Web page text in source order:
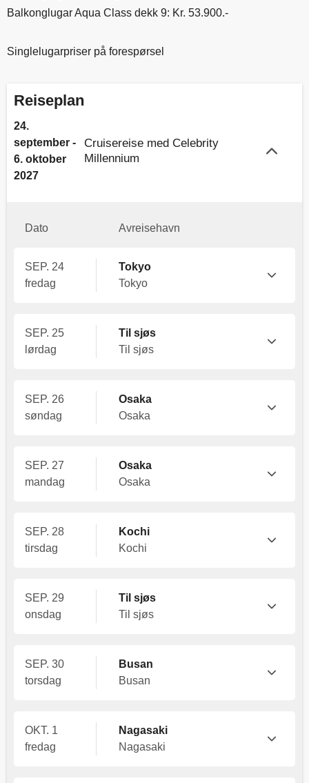
Balkonglugar Aqua Class dekk 9: Kr. 53.900.-
Singlelugarpriser på forespørsel
Reiseplan
24.
september -
6. oktober
2027
Cruisereise med Celebrity
Millennium
Dato Avreisehavn
SEP. 24
fredag
Tokyo
Tokyo
SEP. 25
lørdag
Til sjøs
Til sjøs
SEP. 26
søndag
Osaka
Osaka
SEP. 27
mandag
Osaka
Osaka
SEP. 28
tirsdag
Kochi
Kochi
SEP. 29
onsdag
Til sjøs
Til sjøs
SEP. 30
torsdag
Busan
Busan
OKT. 1
fredag
Nagasaki
Nagasaki